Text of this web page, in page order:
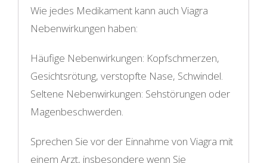
Wie jedes Medikament kann auch Viagra
Nebenwirkungen haben:
Häufige Nebenwirkungen: Kopfschmerzen,
Gesichtsrötung, verstopfte Nase, Schwindel.
Seltene Nebenwirkungen: Sehstörungen oder
Magenbeschwerden.
Sprechen Sie vor der Einnahme von Viagra mit
einem Arzt, insbesondere wenn Sie